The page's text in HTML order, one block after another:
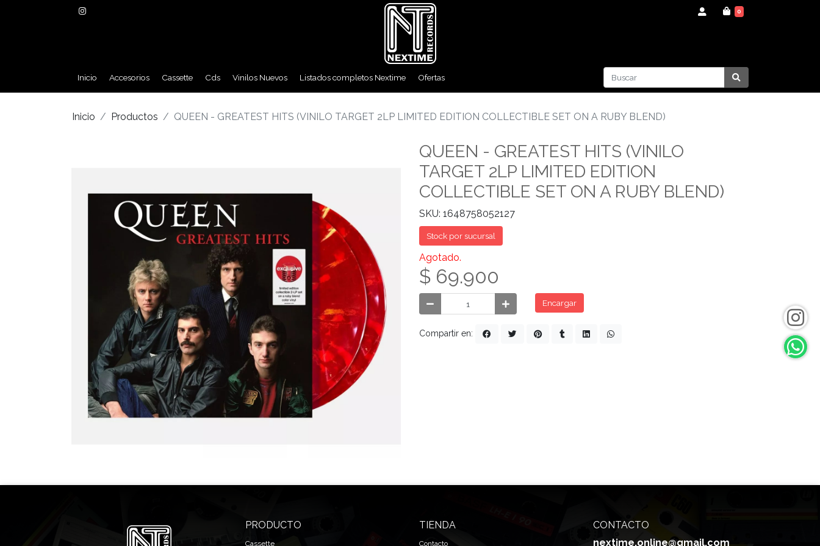
0
Inicio Accesorios Cassette Cds Vinilos Nuevos Listados completos Nextime Ofertas
Inicio Productos QUEEN - GREATEST HITS (VINILO TARGET 2LP LIMITED EDITION COLLECTIBLE SET ON A RUBY BLEND)
QUEEN - GREATEST HITS (VINILO
TARGET 2LP LIMITED EDITION
COLLECTIBLE SET ON A RUBY BLEND)
SKU: 1648758052127
Stock por sucursal
Agotado.
$ 69.900
Encargar
Compartir en:
PRODUCTO
Cassette
TIENDA
Contacto
CONTACTO
nextime.online@gmail.com